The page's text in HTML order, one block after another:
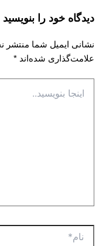
دیدگاه‌ خود را بنویسید
نشانی ایمیل شما منتشر
علامت‌گذاری شده‌اند *
بنویسید..